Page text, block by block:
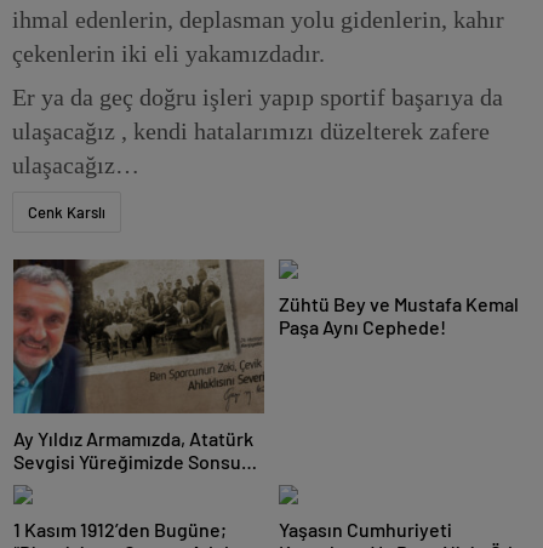
ihmal edenlerin, deplasman yolu gidenlerin, kahır
çekenlerin iki eli yakamızdadır.
Er ya da geç doğru işleri yapıp sportif başarıya da
ulaşacağız , kendi hatalarımızı düzelterek zafere
ulaşacağız…
Cenk Karslı
Ay Yıldız Armamızda, Atatürk
Sevgisi Yüreğimizde Sonsuza
Kadar Yaşayacak!
Zühtü Bey ve Mustafa Kemal
Paşa Aynı Cephede!
1 Kasım 1912’den Bugüne;
Yaşasın Cumhuriyeti